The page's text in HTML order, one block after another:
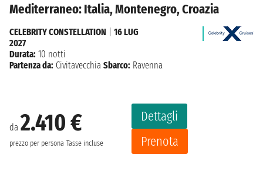
Mediterraneo: Italia, Montenegro, Croazia
da 2.410 €
prezzo per persona Tasse incluse
Dettagli
Prenota
CELEBRITY CONSTELLATION
16 LUG
2027
Durata: 10 notti
Partenza da: Civitavecchia Sbarco: Ravenna